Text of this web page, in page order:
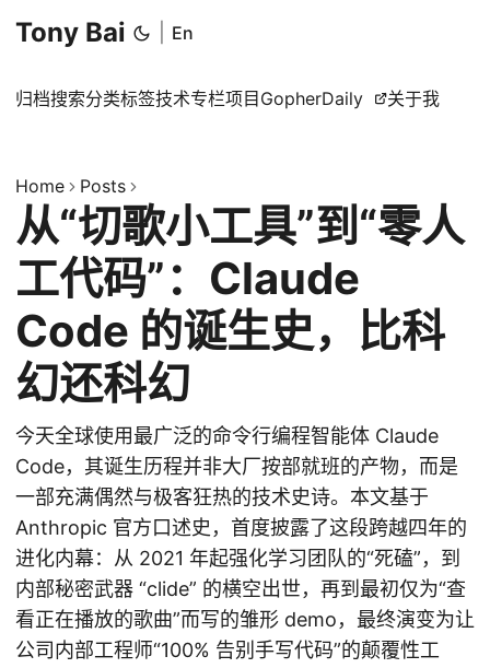
Tony Bai En
归档搜索分类标签技术专栏项目 GopherDaily 关于我
Home Posts
从“切歌小工具”到“零人
工代码”：Claude
Code 的诞生史，比科
幻还科幻
今天全球使用最广泛的命令行编程智能体 Claude
Code，其诞生历程并非大厂按部就班的产物，而是
一部充满偶然与极客狂热的技术史诗。本文基于
Anthropic 官方口述史，首度披露了这段跨越四年的
进化内幕：从 2021 年起强化学习团队的“死磕”，到
内部秘密武器 “clide” 的横空出世，再到最初仅为“查
看正在播放的歌曲”而写的雏形 demo，最终演变为让
公司内部工程师“100% 告别手写代码”的颠覆性工